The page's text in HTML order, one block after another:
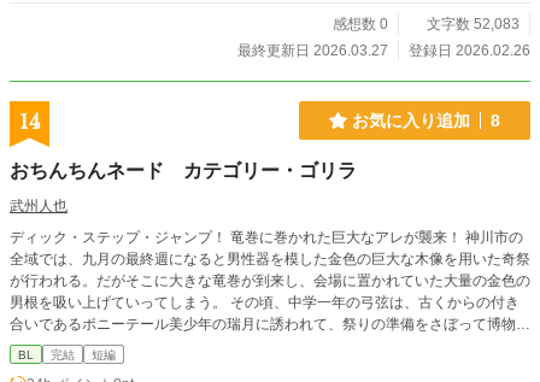
感想数 0
文字数 52,083
最終更新日 2026.03.27
登録日 2026.02.26
14 お気に入り追加 8
おちんちんネード カテゴリー・ゴリラ
武州人也
ディック・ステップ・ジャンプ！ 竜巻に巻かれた巨大なアレが襲来！ 神川市の
全域では、九月の最終週になると男性器を模した金色の巨大な木像を用いた奇祭
が行われる。だがそこに大きな竜巻が到来し、会場に置かれていた大量の金色の
男根を吸い上げていってしまう。 その頃、中学一年の弓弦は、古くからの付き
合いであるポニーテール美少年の瑞月に誘われて、祭りの準備をさぼって博物館
に足を運んでいた。しかし、そこに男根を巻き上げた竜巻と、動物園への輸送中
に檻から脱走したゴリラが迫りくる……二人の少年の運命や如何に！？
BL 完結 短編